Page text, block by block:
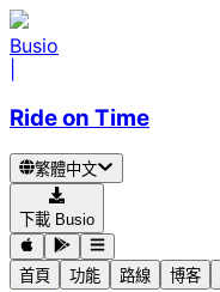
Busio
Ride on Time
繁體中文
下載 Busio
首頁 功能 路線 博客